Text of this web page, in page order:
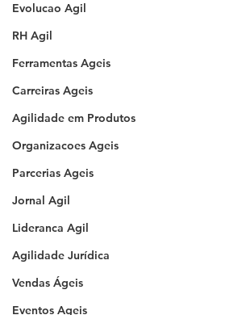
Evolucao Agil
RH Agil
Ferramentas Ageis
Carreiras Ageis
Agilidade em Produtos
Organizacoes Ageis
Parcerias Ageis
Jornal Agil
Lideranca Agil
Agilidade Jurídica
Vendas Ágeis
Eventos Ageis